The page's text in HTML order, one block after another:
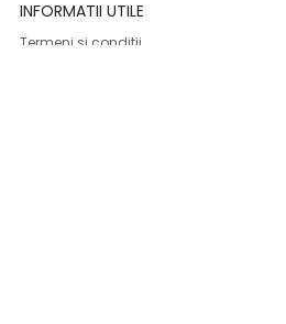
INFORMATII UTILE
Termeni si conditii